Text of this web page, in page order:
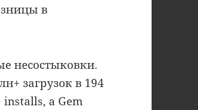
в
несостыковки.
загрузок в 194
а Gem